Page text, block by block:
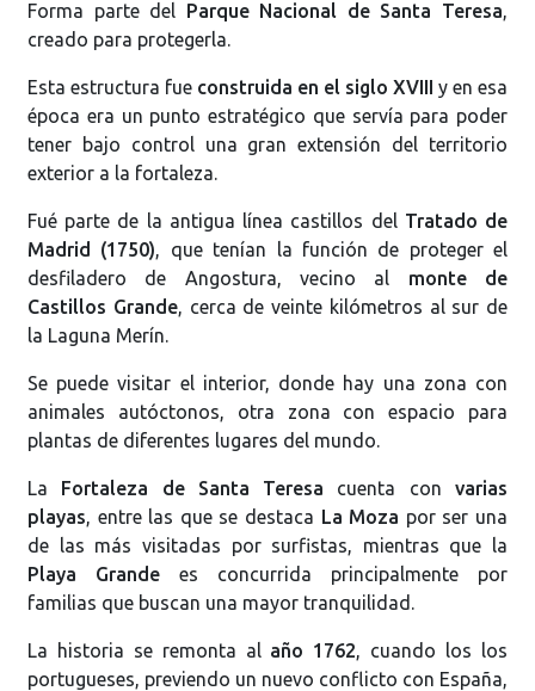
Forma parte del Parque Nacional de Santa Teresa,
creado para protegerla.
Esta estructura fue construida en el siglo XVIII y en esa
época era un punto estratégico que servía para poder
tener bajo control una gran extensión del territorio
exterior a la fortaleza.
Fué parte de la antigua línea castillos del Tratado de
Madrid (1750), que tenían la función de proteger el
desfiladero de Angostura, vecino al monte de
Castillos Grande, cerca de veinte kilómetros al sur de
la Laguna Merín.
Se puede visitar el interior, donde hay una zona con
animales autóctonos, otra zona con espacio para
plantas de diferentes lugares del mundo.
La Fortaleza de Santa Teresa cuenta convarias
playas, entre las que se destaca La Moza por ser una
de las más visitadas por surfistas, mientras que la
Playa Grande es concurrida principalmente por
familias que buscan una mayor tranquilidad.
La historia se remonta al año 1762, cuando los los
portugueses, previendo un nuevo conflicto con España,